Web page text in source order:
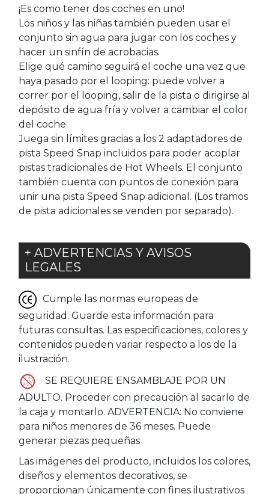
¡Es como tener dos coches en uno!
Los niños y las niñas también pueden usar el
conjunto sin agua para jugar con los coches y
hacer un sinfín de acrobacias.
Elige qué camino seguirá el coche una vez que
haya pasado por el looping: puede volver a
correr por el looping, salir de la pista o dirigirse al
depósito de agua fría y volver a cambiar el color
del coche.
Juega sin límites gracias a los 2 adaptadores de
pista Speed Snap incluidos para poder acoplar
pistas tradicionales de Hot Wheels. El conjunto
también cuenta con puntos de conexión para
unir una pista Speed Snap adicional. (Los tramos
de pista adicionales se venden por separado).
+ ADVERTENCIAS Y AVISOS
LEGALES
Cumple las normas europeas de
seguridad. Guarde esta información para
futuras consultas. Las especificaciones, colores y
contenidos pueden variar respecto a los de la
ilustración.
SE REQUIERE ENSAMBLAJE POR UN
ADULTO. Proceder con precaución al sacarlo de
la caja y montarlo. ADVERTENCIA: No conviene
para niños menores de 36 meses. Puede
generar piezas pequeñas
Las imágenes del producto, incluidos los colores,
diseños y elementos decorativos, se
proporcionan únicamente con fines ilustrativos